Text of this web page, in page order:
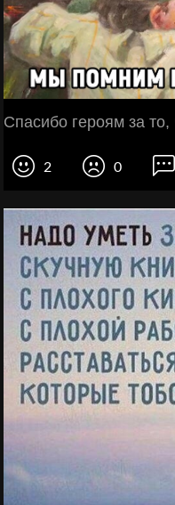
Спасибо героям за
2 0